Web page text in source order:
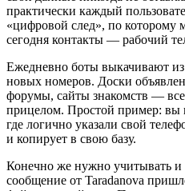
практически каждый
«цифровой след», по которому
сегодня контакты — рабочий
Ежедневно боты выкачивают
новых номеров. Доски
форумы, сайты знакомств — все
прицелом. Простой пример: вы
где логично указали свой
и копирует в свою базу.
Конечно же нужно учитывать
сообщение от Taradanova